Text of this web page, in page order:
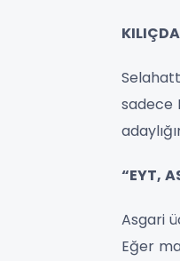
sadece
“EYT,
Asgari
Eğer